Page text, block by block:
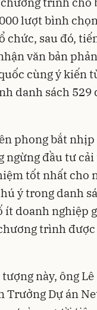
lượt bình
chức, sau đó,
văn bản
cùng ý kiến
danh sách 529
phong bắt
ngừng đầu tư
tốt nhất cho
ý trong danh
ít doanh nghiệp
trình
này, ông
Trưởng Dự án